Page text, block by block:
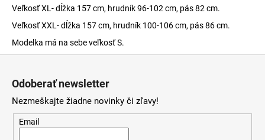
Veľkosť XL- dĺžka 157 cm, hrudník 96-102 cm, pás 82 cm.
Veľkosť XXL- dĺžka 157 cm, hrudník 100-106 cm, pás 86 cm.
Modelka má na sebe veľkosť S.
Odoberať newsletter
Nezmeškajte žiadne novinky či zľavy!
Email